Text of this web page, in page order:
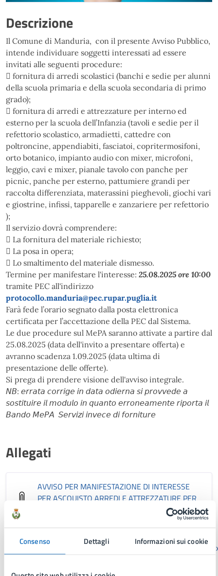
Consenso Dettagli Informazioni sui cookie
Descrizione
Il Comune di Manduria, con il presente Avviso Pubblico,
intende individuare soggetti interessati ad essere
invitati alle seguenti procedure:
 fornitura di arredi scolastici (banchi e sedie per alunni
della scuola primaria e della scuola secondaria di primo
grado);
 fornitura di arredi e attrezzature per interno ed
esterno per la scuola dell’Infanzia (tavoli e sedie per il
refettorio scolastico, armadietti, cattedre con
poltroncine, appendiabiti, fasciatoi, copritermosifoni,
orto botanico, impianto audio con mixer, microfoni,
leggio, cavi e mixer, pianale tavolo con panche per
picnic, panche per esterno, pattumiere grandi per
raccolta differenziata, materassini pieghevoli, giochi vari
e giostrine, infissi, tapparelle e zanzariere per refettorio
);
Il servizio dovrà comprendere:
 La fornitura del materiale richiesto;
 La posa in opera;
 Lo smaltimento del materiale dismesso.
Termine per manifestare l'interesse: 25.08.2025 ore 10:00
tramite PEC all'indirizzo
protocollo.manduria@pec.rupar.puglia.it
Farà fede l’orario segnato dalla posta elettronica
certificata per l’accettazione della PEC dal Sistema.
Le due procedure sul MePA saranno attivate a partire dal
25.08.2025 (data dell'invito a presentare offerta) e
avranno scadenza 1.09.2025 (data ultima di
presentazione delle offerte).
Si prega di prendere visione dell'avviso integrale.
𝘕𝘉: 𝘦𝘳𝘳𝘢𝘵𝘢 𝘤𝘰𝘳𝘳𝘪𝘨𝘦 𝘪𝘯 𝘥𝘢𝘵𝘢 𝘰𝘥𝘪𝘦𝘳𝘯𝘢 𝘴𝘪 𝘱𝘳𝘰𝘷𝘷𝘦𝘥𝘦 𝘢
𝘴𝘰𝘴𝘵𝘪𝘵𝘶𝘪𝘳𝘦 𝘪𝘭 𝘮𝘰𝘥𝘶𝘭𝘰 𝘪𝘯 𝘲𝘶𝘢𝘯𝘵𝘰 𝘦𝘳𝘳𝘰𝘯𝘦𝘢𝘮𝘦𝘯𝘵𝘦 𝘳𝘪𝘱𝘰𝘳𝘵𝘢 𝘪𝘭
𝘉𝘢𝘯𝘥𝘰 𝘔𝘦𝘗𝘈 𝘚𝘦𝘳𝘷𝘪𝘻𝘪 𝘪𝘯𝘷𝘦𝘤𝘦 𝘥𝘪 𝘧𝘰𝘳𝘯𝘪𝘵𝘶𝘳𝘦
Allegati
AVVISO PER MANIFESTAZIONE DI INTERESSE
PER ASCQUISTO ARREDI E ATTREZZATURE PER
.pdf
ALL_1_MODULO_MANIFESTAZIONE_INTERESSE